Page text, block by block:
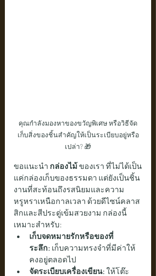
คุณกำลังมองหาของขวัญพิเศษ หรือวิธีจัด
เก็บสิ่งของชิ้นสำคัญให้เป็นระเบียบอยู่หรือ
เปล่า? 🎁
ขอแนะนำ กล่องไม้ ของเรา ที่ไม่ได้เป็น
แค่กล่องเก็บของธรรมดา แต่ยังเป็นชิ้น
งานที่สะท้อนถึงรสนิยมและความ
หรูหราเหนือกาลเวลา ด้วยดีไซน์คลาส
สิกและสีประดู่เข้มสวยงาม กล่องนี้
เหมาะสำหรับ:
เก็บจดหมายรักหรือของที่
ระลึก: เก็บความทรงจำที่มีค่าให้
คงอยู่ตลอดไป
จัดระเบียบเครื่องเขียน: ให้โต๊ะ